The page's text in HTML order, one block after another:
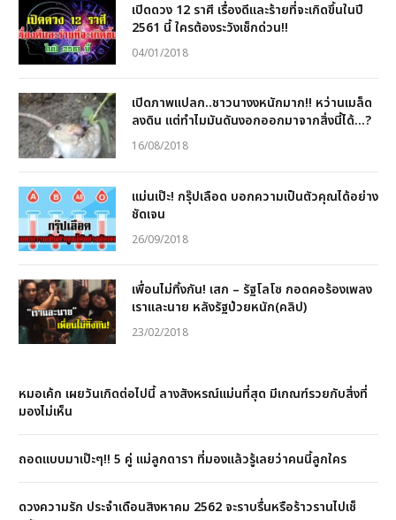
เปิดดวง 12 ราศี เรื่องดีและร้ายที่จะเกิดขึ้นในปี
2561 นี้ ใครต้องระวังเช็กด่วน!!
04/01/2018
เปิดภาพแปลก..ชาวนางงหนักมาก!! หว่านเมล็ด
ลงดิน แต่ทำไมมันดันงอกออกมาจากสิ่งนี้ได้…?
16/08/2018
แม่นเป๊ะ! กรุ๊ปเลือด บอกความเป็นตัวคุณได้อย่าง
ชัดเจน
26/09/2018
เพื่อนไม่ทิ้งกัน! เสก – รัฐโลโซ กอดคอร้องเพลง
เราและนาย หลังรัฐป่วยหนัก(คลิป)
23/02/2018
หมอเค้ก เผยวันเกิดต่อไปนี้ ลางสังหรณ์แม่นที่สุด มีเกณฑ์รวยกับสิ่งที่
มองไม่เห็น
ถอดแบบมาเป๊ะๆ!! 5 คู่ แม่ลูกดารา ที่มองแล้วรู้เลยว่าคนนี้ลูกใคร
ดวงความรัก ประจำเดือนสิงหาคม 2562 จะราบรื่นหรือร้าวรานไปเช็